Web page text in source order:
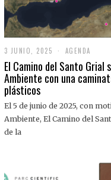
3 JUNIO, 2025
J
U
N
,
0
AGENDA
El Camino del Santo Grial
Ambiente con una
plásticos
El 5 de junio de 2025, con
Ambiente, El Camino del
de la